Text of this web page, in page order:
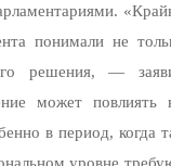
понимали не
решения, —
может повлиять
в период, когда
уровне